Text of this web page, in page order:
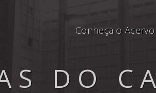
Conheça o Acervo
DO